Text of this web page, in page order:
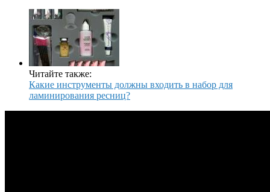
Читайте также:
Какие инструменты должны входить в набор для
ламинирования ресниц?